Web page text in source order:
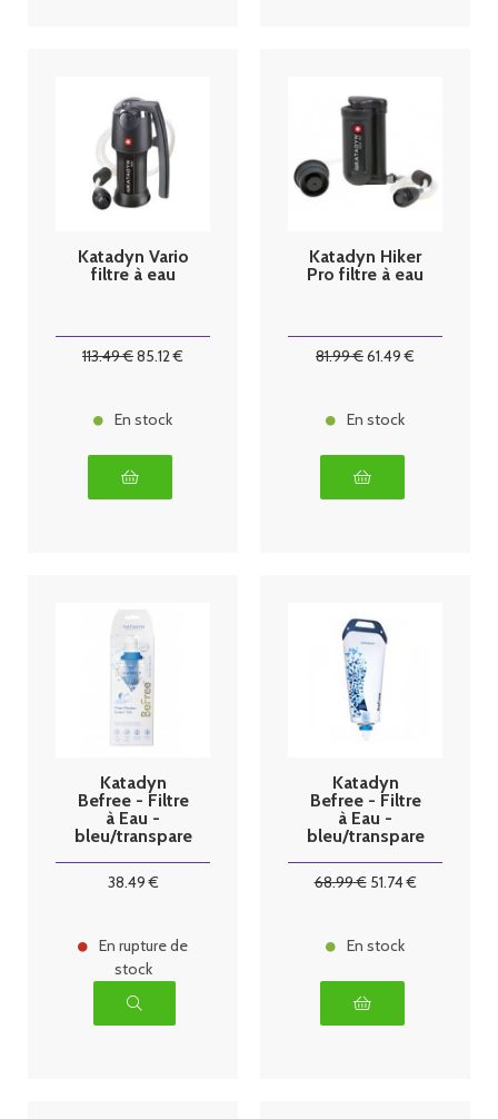
Katadyn Vario
filtre à eau
113.49€85.12€
En stock
Katadyn Hiker
Pro filtre à eau
81.99€61.49 €
En stock
Katadyn
Befree - Filtre
à Eau -
bleu/transpare
38.49€
En rupture de
stock
Katadyn
Befree - Filtre
à Eau -
bleu/transpare
68.99€ 51.74€
En stock